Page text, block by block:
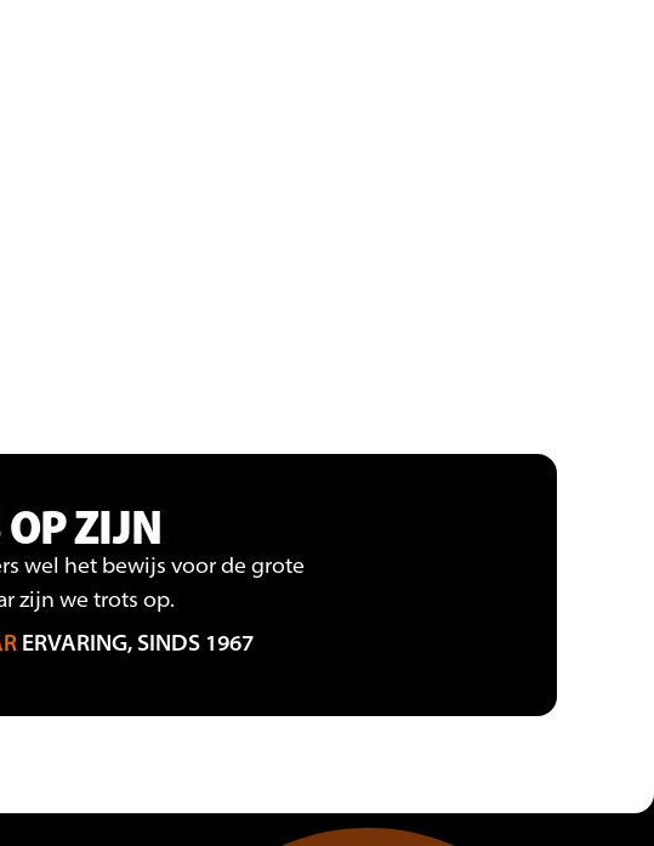
ZIJN
wel het bewijs voor de grote
zijn we trots op.
ERVARING, SINDS 1967